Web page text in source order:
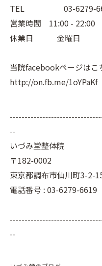
TEL 03-6279-
営業時間 11:00 - 22:00
休業日 金曜日
当院facebookページはこ
http://on.fb.me/1oYPaKf
--
いづみ堂整体院
〒182-0002
東京都調布市仙川町3-2-
電話番号 : 03-6279-6619
--